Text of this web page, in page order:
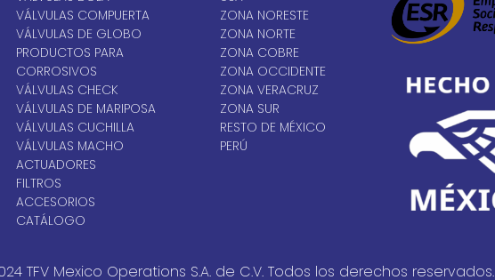
VÁLVULAS COMPUERTA
VÁLVULAS DE GLOBO
PRODUCTOS PARA
CORROSIVOS
VÁLVULAS CHECK
VÁLVULAS DE MARIPOSA
VÁLVULAS CUCHILLA
VÁLVULAS MACHO
ACTUADORES
FILTROS
ACCESORIOS
CATÁLOGO
ZONA NORESTE
ZONA NORTE
ZONA COBRE
ZONA OCCIDENTE
ZONA VERACRUZ
ZONA SUR
RESTO DE MÉXICO
PERÚ
TFV Mexico Operations S.A. de C.V. Todos los derechos reservados.